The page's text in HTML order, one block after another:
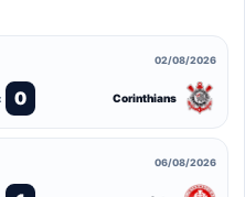
02/08/2026
0 Corinthians
06/08/2026